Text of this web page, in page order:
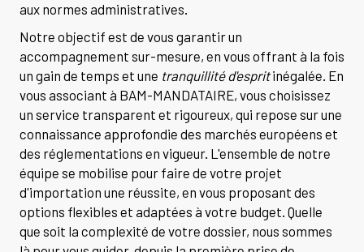
aux normes administratives.
Notre objectif est de vous garantir un
accompagnement sur-mesure, en vous offrant à la fois
un gain de temps et une tranquillité d'espritinégalée. En
vous associant à BAM-MANDATAIRE, vous choisissez
un service transparent et rigoureux, qui repose sur une
connaissance approfondie des marchés européens et
des réglementations en vigueur. L'ensemble de notre
équipe se mobilise pour faire de votre projet
d'importation une réussite, en vous proposant des
options flexibles et adaptées à votre budget. Quelle
que soit la complexité de votre dossier, nous sommes